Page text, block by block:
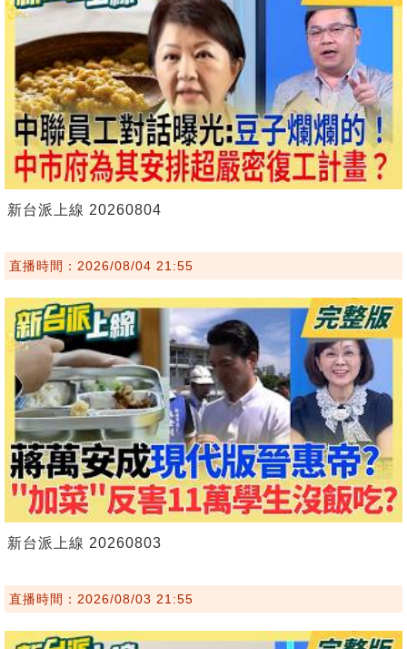
新台派上線 20260804
直播時間：2026/08/04 21:55
新台派上線 20260803
直播時間：2026/08/03 21:55